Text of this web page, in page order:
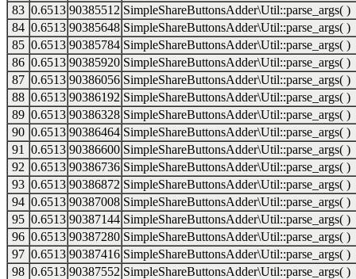
83 0.6513 90385512 SimpleShareButtonsAdder\Util::parse_args( )
84 0.6513 90385648 SimpleShareButtonsAdder\Util::parse_args( )
85 0.6513 90385784 SimpleShareButtonsAdder\Util::parse_args( )
86 0.6513 90385920 SimpleShareButtonsAdder\Util::parse_args( )
87 0.6513 90386056 SimpleShareButtonsAdder\Util::parse_args( )
88 0.6513 90386192 SimpleShareButtonsAdder\Util::parse_args( )
89 0.6513 90386328 SimpleShareButtonsAdder\Util::parse_args( )
90 0.6513 90386464 SimpleShareButtonsAdder\Util::parse_args( )
91
0.6513 90386600 SimpleShareButtonsAdder\Util::parse_args( )
92 0.6513 90386736 SimpleShareButtonsAdder\Util::parse_args( )
93 0.6513 90386872 SimpleShareButtonsAdder\Util::parse_args( )
94 0.6513 90387008 SimpleShareButtonsAdder\Util::parse_args( )
95 0.6513 90387144 SimpleShareButtonsAdder\Util::parse_args( )
96 0.6513 90387280 SimpleShareButtonsAdder\Util::parse_args( )
97 0.6513 90387416 SimpleShareButtonsAdder\Util::parse_args( )
98 0.6513 90387552 SimpleShareButtonsAdder\Util::parse_args( )